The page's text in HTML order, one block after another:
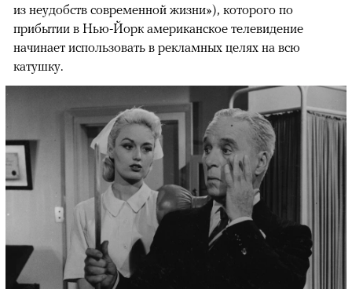
из неудобств современной жизни»), которого по
прибытии в Нью-Йорк американское телевидение
начинает использовать в рекламных целях на всю
катушку.